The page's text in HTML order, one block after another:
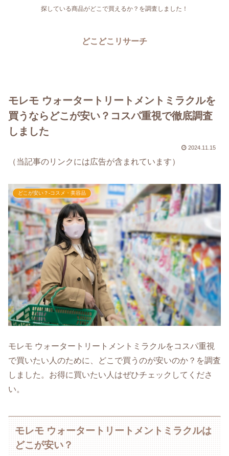
探している商品がどこで買えるか？を調査しました！
どこどこリサーチ
モレモ ウォータートリートメントミラクルを
買うならどこが安い？コスパ重視で徹底調査
しました
2024.11.15
（当記事のリンクには広告が含まれています）
どこが安い？-コスメ・美容品
モレモ ウォータートリートメントミラクルをコスパ重視
で買いたい人のために、どこで買うのが安いのか？を調査
しました。お得に買いたい人はぜひチェックしてくださ
い。
モレモ ウォータートリートメントミラクルは
どこが安い？